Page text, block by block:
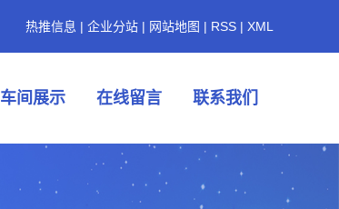
热推信息 | 企业分站 | 网站地图 | RSS | XML
车间展示 在线留言 联系我们